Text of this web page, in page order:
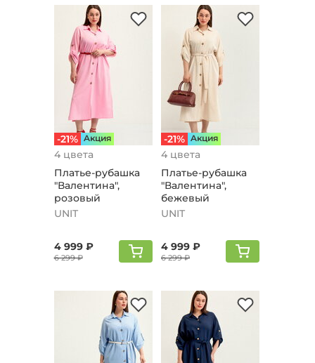
-21% Aкция
4 цвета
Платье-рубашка
"Валентина",
розовый
UNIT
4 999 ₽
6 299 ₽
-21% Aкция
4 цвета
Платье-рубашка
"Валентина",
бежевый
UNIT
4 999 ₽
6 299 ₽